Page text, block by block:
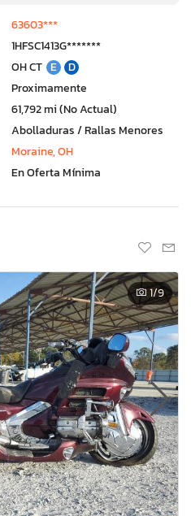
63603***
1HFSC1413G*******
OH CT E
D
Proximamente
61,792 mi (No Actual)
Abolladuras / Rallas Menores
Moraine, OH
En Oferta Mínima
1/9